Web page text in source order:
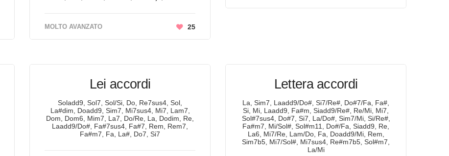
MOLTO AVANZATO 25
Lei accordi
Soladd9, Sol7, Sol/Si, Do, Re7sus4, Sol,
La#dim, Doadd9, Sim7, Mi7sus4, Mi7, Lam7,
Dom, Dom6, Mim7, La7, Do/Re, La, Dodim, Re,
Laadd9/Do#, Fa#7sus4, Fa#7, Rem, Rem7,
Fa#m7, Fa, La#, Do7, Si7
Lettera accordi
La, Sim7, Laadd9/Do#, Si7/Re#, Do#7/Fa, Fa#,
Si, Mi, Laadd9, Fa#m, Siadd9/Re#, Re/Mi, Mi7,
Sol#7sus4, Do#7, Si7, La/Do#, Sim7/Mi, Si/Re#,
Fa#m7, Mi/Sol#, Sol#m11, Do#/Fa, Siadd9, Re,
La6, Mi7/Re, Lam/Do, Fa, Doadd9/Mi, Rem,
Sim7b5, Mi7/Sol#, Mi7sus4, Re#m7b5, Sol#m7,
La/Mi